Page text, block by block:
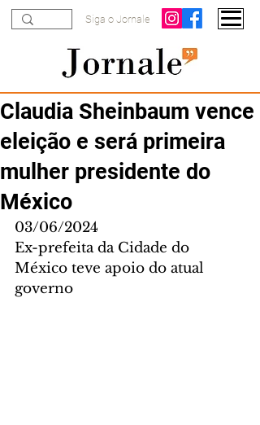
Siga o Jornale
Claudia Sheinbaum vence
eleição e será primeira
mulher presidente do
México
03/06/2024
Ex-prefeita da Cidade do
México teve apoio do atual
governo